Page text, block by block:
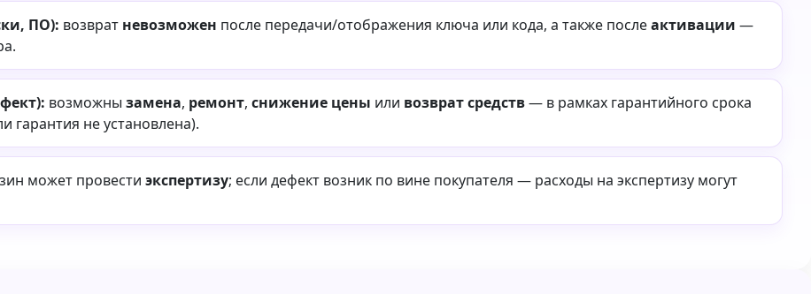
ПО): возврат невозможен после передачи/отображения ключа или кода, а также послеактивации —
возможны замена, ремонт, снижение цены или возврат средств— в рамках гарантийного срока
гарантия не установлена).
может провести экспертизу; если дефект возник по вине покупателя — расходы на экспертизу могут